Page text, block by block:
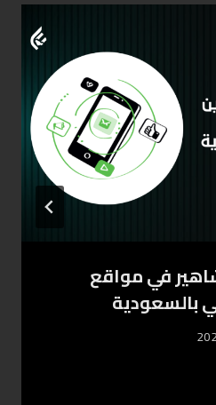
في مواقع
بالسعودية